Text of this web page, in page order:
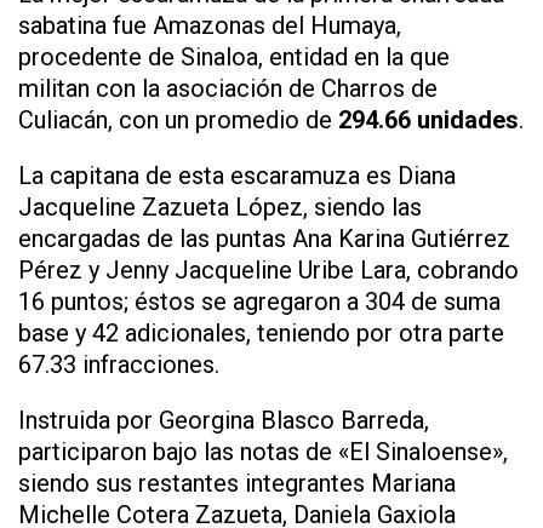
sabatina fue Amazonas del Humaya,
procedente de Sinaloa, entidad en la que
militan con la asociación de Charros de
Culiacán, con un promedio de 294.66 unidades.
La capitana de esta escaramuza es Diana
Jacqueline Zazueta López, siendo las
encargadas de las puntas Ana Karina Gutiérrez
Pérez y Jenny Jacqueline Uribe Lara, cobrando
16 puntos; éstos se agregaron a 304 de suma
base y 42 adicionales, teniendo por otra parte
67.33 infracciones.
Instruida por Georgina Blasco Barreda,
participaron bajo las notas de «El Sinaloense»,
siendo sus restantes integrantes Mariana
Michelle Cotera Zazueta, Daniela Gaxiola